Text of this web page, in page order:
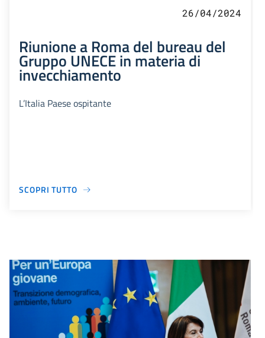
26/04/2024
Riunione a Roma del bureau del
Gruppo UNECE in materia di
invecchiamento
L’Italia Paese ospitante
SCOPRI TUTTO